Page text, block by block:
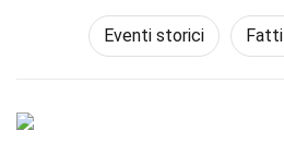
Eventi storici